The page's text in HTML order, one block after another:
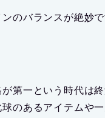
のバランスが絶妙で
第一という時代は
のあるアイテムや